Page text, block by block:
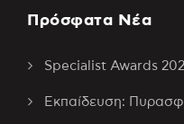
Πρόσφατα Νέα
Specialist Awards
Εκπαίδευση: